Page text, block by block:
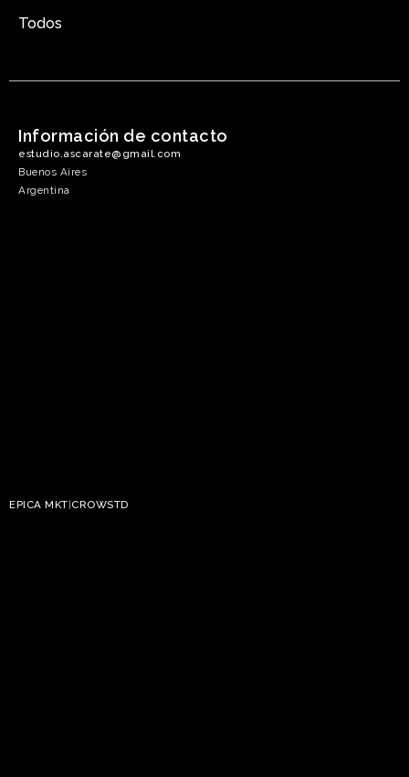
Todos
Información de contacto
estudio.ascarate@gmail.com
Buenos Aires
Argentina
EPICA MKT|CROWSTD